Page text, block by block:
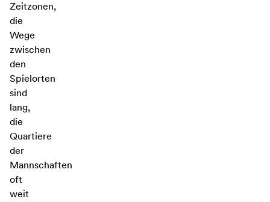
Zeitzonen,
die
Wege
zwischen
den
Spielorten
sind
lang,
die
Quartiere
der
Mannschaften
oft
weit